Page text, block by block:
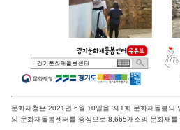
문화재청은 2021년 6월 10일을 '제1회 문화재돌봄의
의 문화재돌봄센터를 중심으로 8,665개소의 문화재를